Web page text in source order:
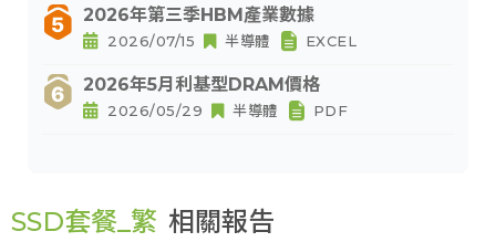
2026年第三季HBM產業數據
2026/07/15 半導體 EXCEL
2026年5月利基型DRAM價格
2026/05/29 半導體 PDF
SSD套餐_繁 相關報告